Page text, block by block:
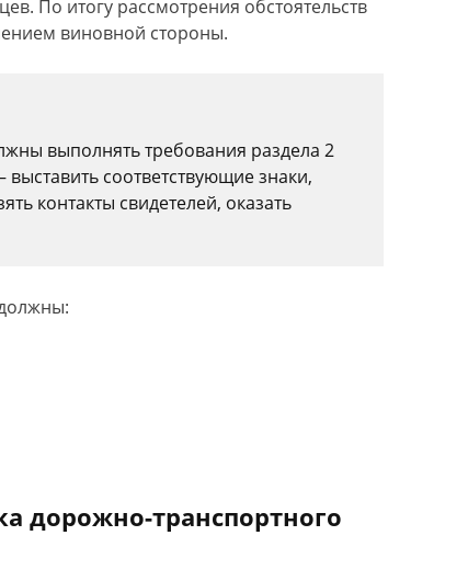
По итогу рассмотрения обстоятельств
виновной стороны.
выполнять требования раздела 2
соответствующие знаки,
контакты свидетелей, оказать
дорожно-транспортного